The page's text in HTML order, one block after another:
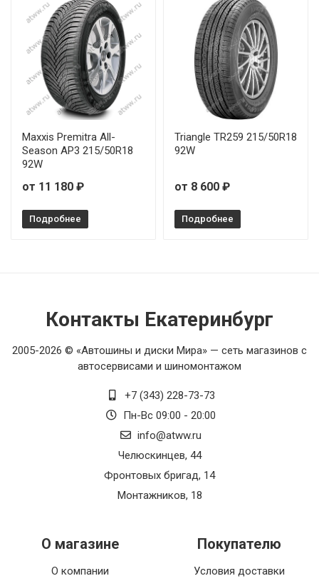
Maxxis Premitra All-
Season AP3 215/50R18
92W
от 11 180 ₽
Подробнее
Triangle TR259 215/50R18
92W
от 8 600 ₽
Подробнее
Контакты Екатеринбург
2005-2026 © «Автошины и диски Мира» — сеть магазинов с
автосервисами и шиномонтажом
+7 (343) 228-73-73
Пн-Вс 09:00 - 20:00
info@atww.ru
Челюскинцев, 44
Фронтовых бригад, 14
Монтажников, 18
О магазине
О компании
Покупателю
Условия доставки